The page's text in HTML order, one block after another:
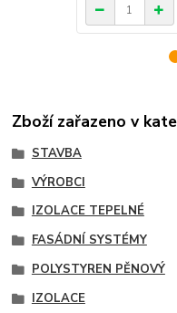
Zboží zařazeno v
STAVBA
VÝROBCI
IZOLACE TEPELNÉ
FASÁDNÍ SYSTÉMY
POLYSTYREN PĚNOVÝ
IZOLACE